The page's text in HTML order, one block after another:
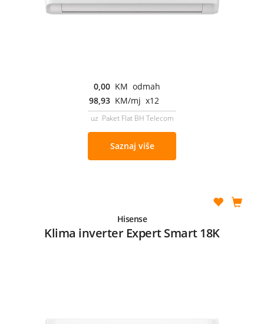
0,00 KM odmah
98,93 KM/mj x12
uz Paket Flat BH Telecom
Saznaj više
Hisense
Klima inverter Expert Smart 18K